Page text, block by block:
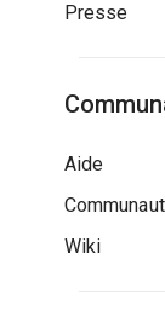
Presse
Aide
Wiki